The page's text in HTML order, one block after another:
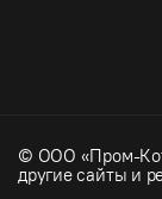
© ООО «Пром-
другие сайты и